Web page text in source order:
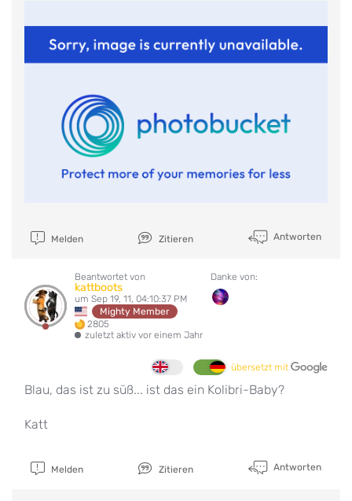
Melden Zitieren Antworten
Beantwortet von
kattboots
um Sep 19, 11, 04:10:37 PM
Mighty Member
2805
zuletzt aktiv vor einem Jahr
Danke von:
übersetzt mit
Blau, das ist zu süß... ist das ein Kolibri-Baby?
Katt
Melden Zitieren Antworten